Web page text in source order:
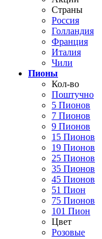
Страны
Россия
Голландия
Франция
Италия
Чили
Пионы
Кол-во
Поштучно
5 Пионов
7 Пионов
9 Пионов
15 Пионов
19 Пионов
25 Пионов
35 Пионов
45 Пионов
51 Пион
75 Пионов
101 Пион
Цвет
Розовые